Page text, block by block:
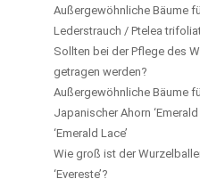
Außergewöhnliche Bäume
Lederstrauch / Ptelea
Sollten bei der Pflege des
getragen werden?
Außergewöhnliche Bäume
Japanischer Ahorn
‘Emerald Lace’
Wie groß ist der
‘Evereste’?